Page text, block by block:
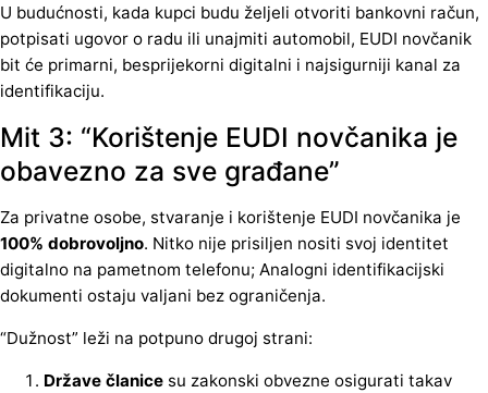
U budućnosti, kada kupci budu željeli otvoriti bankovni račun,
potpisati ugovor o radu ili unajmiti automobil, EUDI novčanik
bit će primarni, besprijekorni digitalni i najsigurniji kanal za
identifikaciju.
Mit 3: “Korištenje EUDI novčanika je
obavezno za sve građane”
Za privatne osobe, stvaranje i korištenje EUDI novčanika je
100% dobrovoljno. Nitko nije prisiljen nositi svoj identitet
digitalno na pametnom telefonu; Analogni identifikacijski
dokumenti ostaju valjani bez ograničenja.
“Dužnost” leži na potpuno drugoj strani:
Države članice su zakonski obvezne osigurati takav